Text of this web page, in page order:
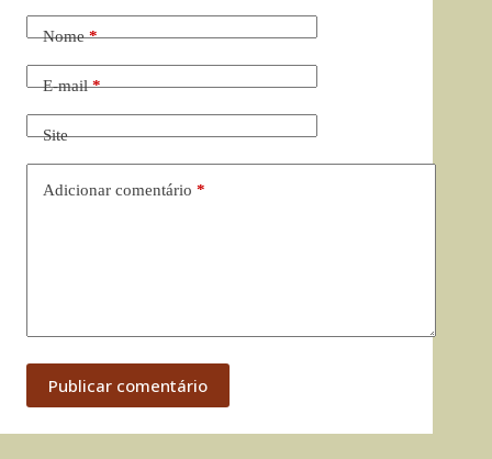
Nome*
E-mail*
Site
Adicionar comentário *
Publicar comentário